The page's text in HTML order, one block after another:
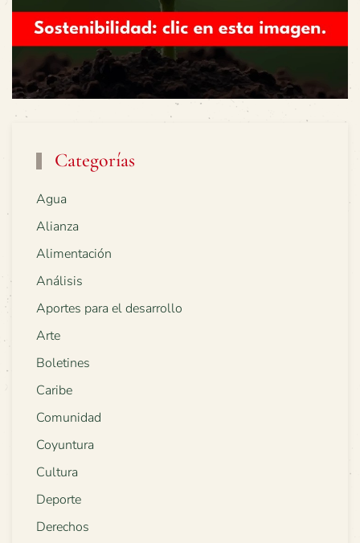
Categorías
Agua
Alianza
Alimentación
Análisis
Aportes para el desarrollo
Arte
Boletines
Caribe
Comunidad
Coyuntura
Cultura
Deporte
Derechos